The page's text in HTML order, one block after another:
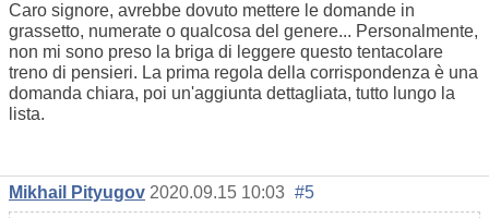
Caro signore, avrebbe dovuto mettere le domande in
grassetto, numerate o qualcosa del genere... Personalmente,
non mi sono preso la briga di leggere questo tentacolare
treno di pensieri. La prima regola della corrispondenza è una
domanda chiara, poi un'aggiunta dettagliata, tutto lungo la
lista.
Mikhail Pityugov 2020.09.15 10:03 #5